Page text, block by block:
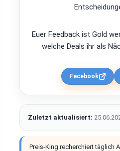
Euer Feedback ist Gold
welche Deals ihr als
Facebook
Zuletzt aktualisiert:
Preis-King recherchiert täglich